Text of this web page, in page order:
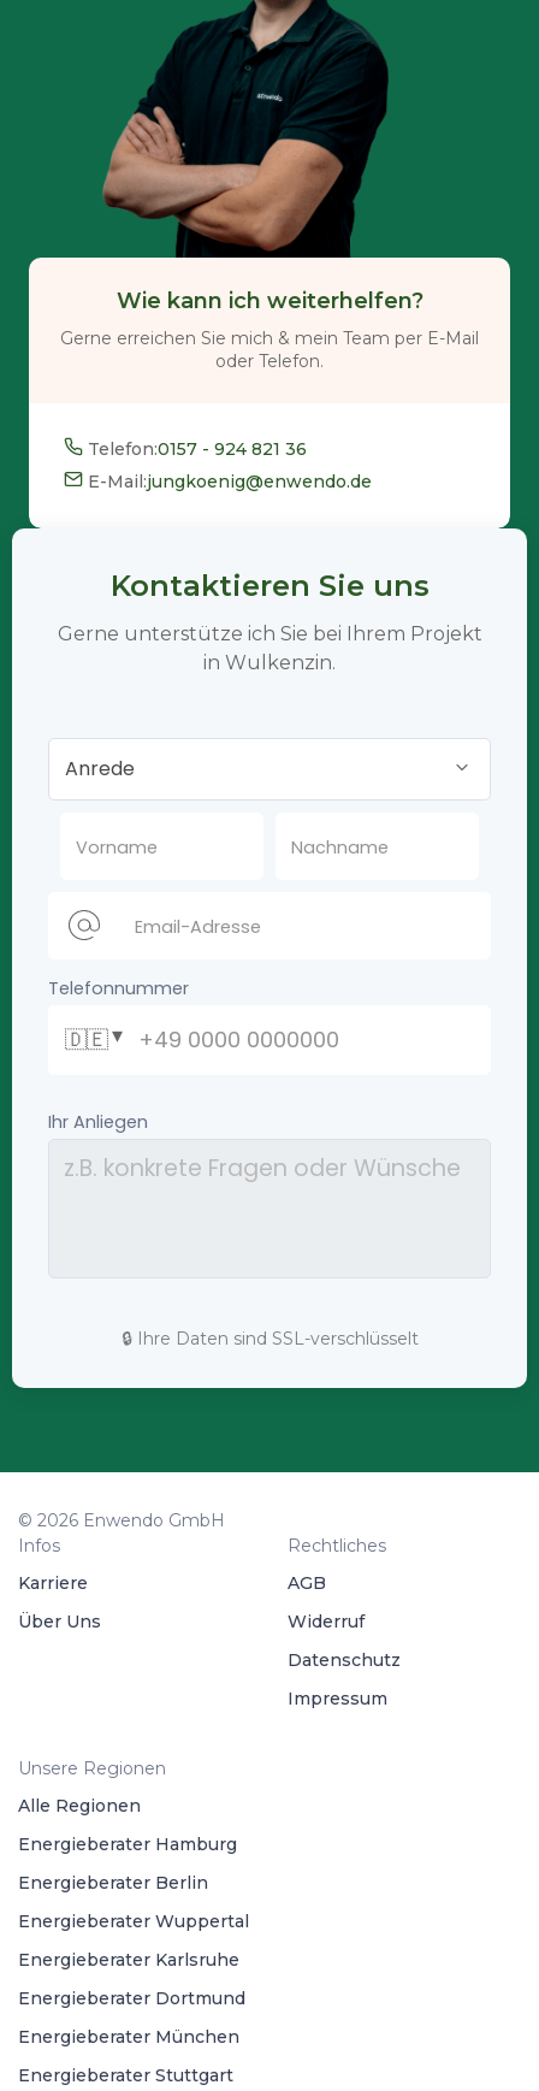
Wie kann ich weiterhelfen?
Gerne erreichen Sie mich & mein Team per E-Mail
oder Telefon.
Telefon:0157 - 924 821 36
E-Mail:jungkoenig@enwendo.de
Kontaktieren Sie uns
Gerne unterstütze ich Sie bei Ihrem Projekt
in Wulkenzin.
🔒 Ihre Daten sind SSL-verschlüsselt
© 2026 Enwendo GmbH
Infos
Karriere
Über Uns
Rechtliches
AGB
Widerruf
Datenschutz
Impressum
Unsere Regionen
Alle Regionen
Energieberater Hamburg
Energieberater Berlin
Energieberater Wuppertal
Energieberater Karlsruhe
Energieberater Dortmund
Energieberater München
Energieberater Stuttgart